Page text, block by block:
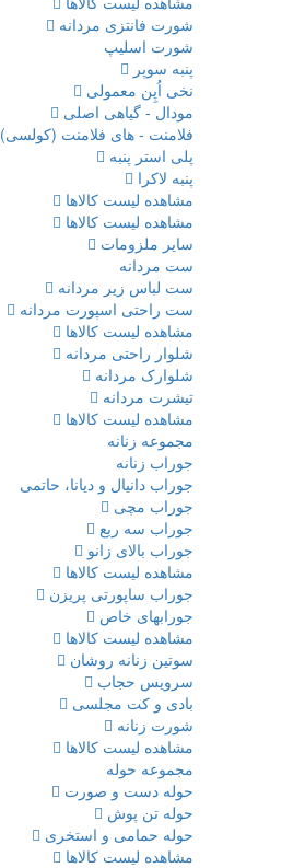
شورت فانتزی مردانه
شورت اسلیپ
پنبه سوپر
نخی اُپِن معمولی
مودال - گیاهی اصلی
فلامنت - های فلامنت (کولسی)
پلی استر پنبه
پنبه لاکرا
مشاهده لیست کالاها
مشاهده لیست کالاها
سایر ملزومات
ست مردانه
ست لباس زیر مردانه
ست راحتی اسپورت مردانه
مشاهده لیست کالاها
شلوار راحتی مردانه
شلوارک مردانه
تیشرت مردانه
مشاهده لیست کالاها
مجموعه زنانه
جوراب زنانه
جوراب دانیال و دیانا، حاتمی
جوراب مچی
جوراب سه ربع
جوراب بالای زانو
مشاهده لیست کالاها
جوراب ساپورتی پریزن
جورابهای خاص
مشاهده لیست کالاها
سوتین زنانه روشان
سرویس حجاب
بادی و کت مجلسی
شورت زنانه
مشاهده لیست کالاها
مجموعه حوله
حوله دست و صورت
حوله تن پوش
حوله حمامی و استخری
مشاهده لیست کالاها